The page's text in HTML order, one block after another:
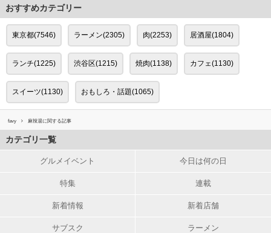
おすすめカテゴリー
東京都(7546) ラーメン(2305) 肉(2253) 居酒屋(1804)
ランチ(1225) 渋谷区(1215) 焼肉(1138) カフェ(1130)
スイーツ(1130) おもしろ・話題(1065)
favy 麻辣湯に関する記事
カテゴリ一覧
グルメイベント 今日は何の日
特集 連載
新着情報 新着店舗
サブスク ラーメン